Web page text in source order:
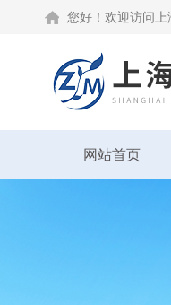
您好！欢迎访问上
网站首页